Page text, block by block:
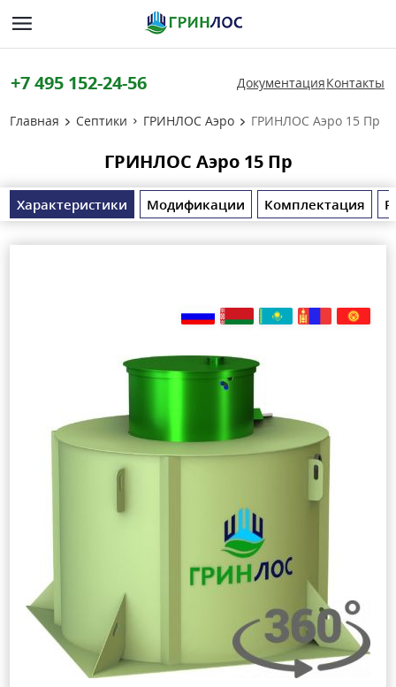
+7 495 152-24-56 ДокументацияКонтакты
Главная Септики ГРИНЛОС Аэро ГРИНЛОС Аэро 15 Пр
ГРИНЛОС Аэро 15 Пр
Характеристики Модификации Комплектация